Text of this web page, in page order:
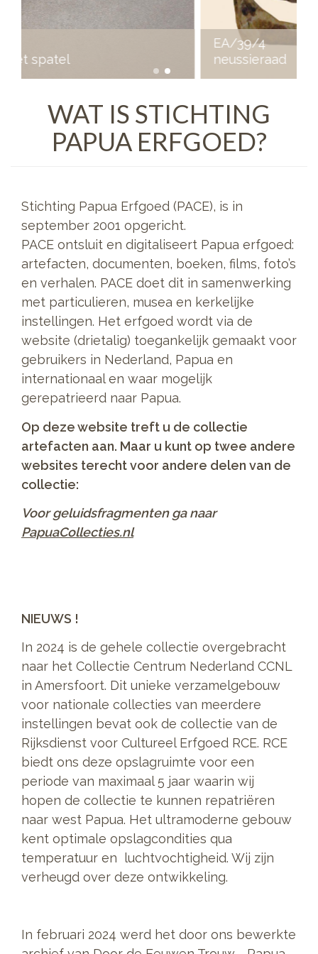
neussieraad
WAT IS STICHTING
PAPUA ERFGOED?
Stichting Papua Erfgoed (PACE), is in
september 2001 opgericht.
PACE ontsluit en digitaliseert Papua erfgoed:
artefacten, documenten, boeken, films, foto’s
en verhalen. PACE doet dit in samenwerking
met particulieren, musea en kerkelijke
instellingen. Het erfgoed wordt via de
website (drietalig) toegankelijk gemaakt voor
gebruikers in Nederland, Papua en
internationaal en waar mogelijk
gerepatrieerd naar Papua.
Op deze website treft u de collectie
artefacten aan. Maar u kunt op twee andere
websites terecht voor andere delen van de
collectie:
Voor geluidsfragmenten ga naar
PapuaCollecties.nl
NIEUWS !
In 2024 is de gehele collectie overgebracht
naar het Collectie Centrum Nederland CCNL
in Amersfoort. Dit unieke verzamelgebouw
voor nationale collecties van meerdere
instellingen bevat ook de collectie van de
Rijksdienst voor Cultureel Erfgoed RCE. RCE
biedt ons deze opslagruimte voor een
periode van maximaal 5 jaar waarin wij
hopen de collectie te kunnen repatriëren
naar west Papua. Het ultramoderne gebouw
kent optimale opslagcondities qua
temperatuur en luchtvochtigheid. Wij zijn
verheugd over deze ontwikkeling.
In februari 2024 werd het door ons bewerkte